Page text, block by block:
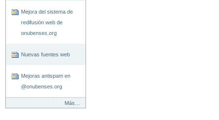
Mejora del sistema de
redifusión web de
onubenses.org
Nuevas fuentes web
Mejoras antispam en
@onubenses.org
noticias
Más…